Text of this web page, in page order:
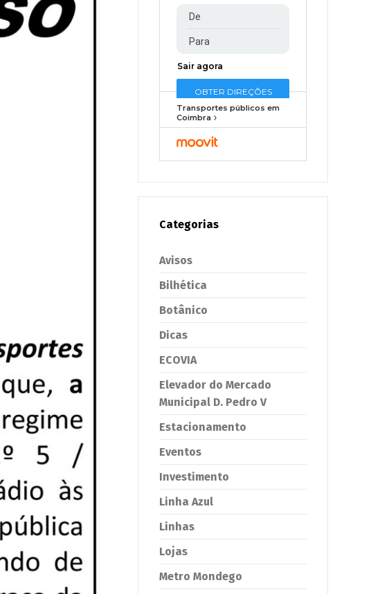
Transportes públicos em
Coimbra
Categorias
Avisos
Bilhética
Botânico
Dicas
ECOVIA
Elevador do Mercado
Municipal D. Pedro V
Estacionamento
Eventos
Investimento
Linha Azul
Linhas
Lojas
Metro Mondego